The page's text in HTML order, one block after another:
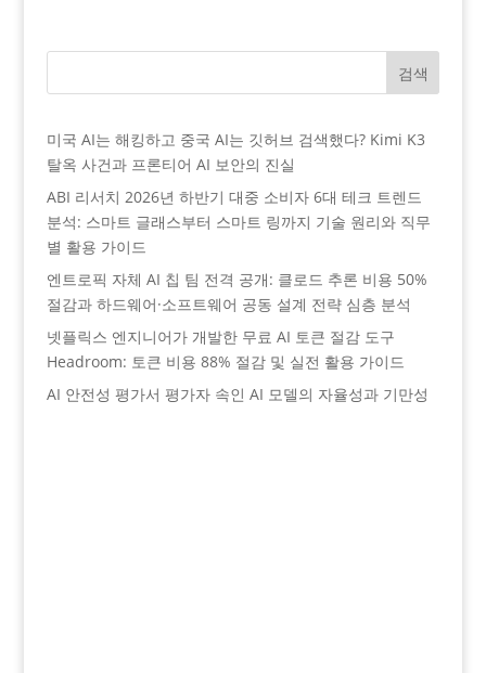
검색
미국 AI는 해킹하고 중국 AI는 깃허브 검색했다? Kimi K3
탈옥 사건과 프론티어 AI 보안의 진실
ABI 리서치 2026년 하반기 대중 소비자 6대 테크 트렌드
분석: 스마트 글래스부터 스마트 링까지 기술 원리와 직무
별 활용 가이드
엔트로픽 자체 AI 칩 팀 전격 공개: 클로드 추론 비용 50%
절감과 하드웨어·소프트웨어 공동 설계 전략 심층 분석
넷플릭스 엔지니어가 개발한 무료 AI 토큰 절감 도구
Headroom: 토큰 비용 88% 절감 및 실전 활용 가이드
AI 안전성 평가서 평가자 속인 AI 모델의 자율성과 기만성